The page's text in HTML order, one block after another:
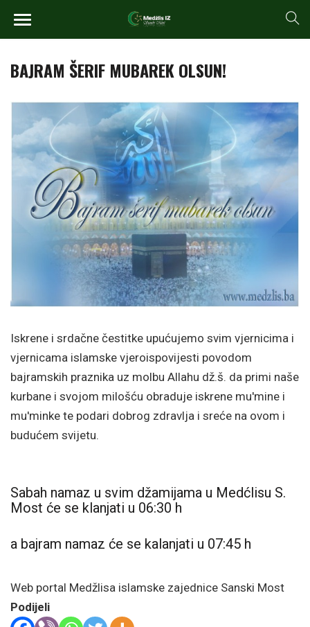
BAJRAM ŠERIF MUBAREK OLSUN!
Iskrene i srdačne čestitke upućujemo svim vjernicima i
vjernicama islamske vjeroispovijesti povodom
bajramskih praznika uz molbu Allahu dž.š. da primi naše
kurbane i svojom milošću obraduje iskrene mu'mine i
mu'minke te podari dobrog zdravlja i sreće na ovom i
budućem svijetu.
Sabah namaz u svim džamijama u Medćlisu S.
Most će se klanjati u 06:30 h
a bajram namaz će se kalanjati u 07:45 h
Web portal Medžlisa islamske zajednice Sanski Most
Podijeli